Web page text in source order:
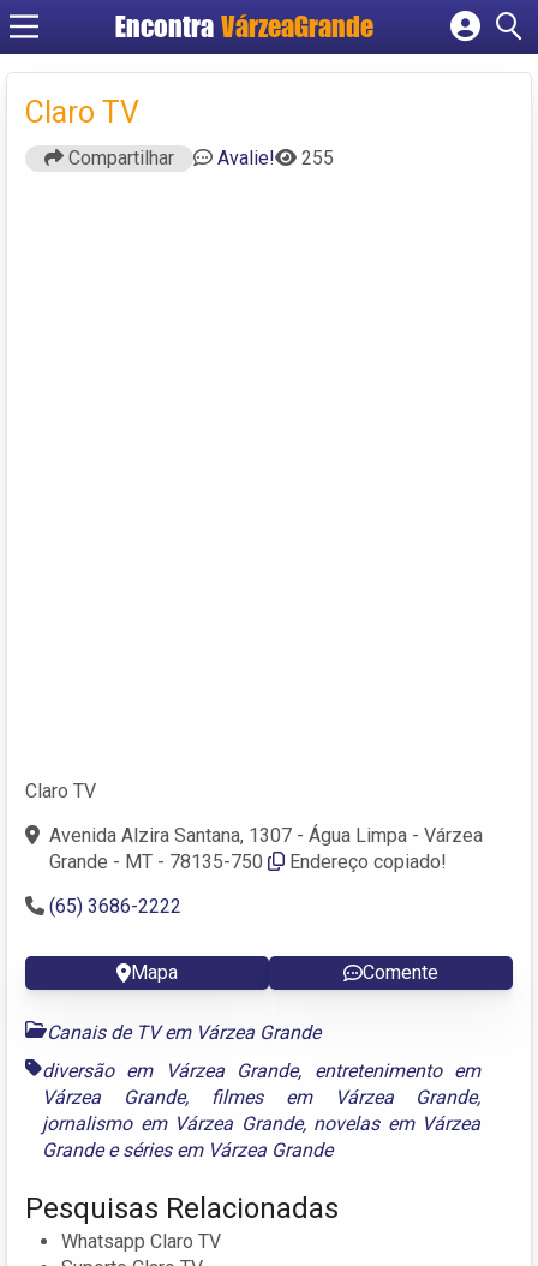
Encontra VárzeaGrande
Cadastrar empresa
Claro TV
Compartilhar Avalie! 255
Claro TV
Avenida Alzira Santana, 1307 - Água Limpa - Várzea
Grande - MT - 78135-750
Endereço copiado!
(65) 3686-2222
Mapa Comente
Canais de TV em Várzea Grande
diversão em Várzea Grande, entretenimento em
Várzea Grande, filmes em Várzea Grande,
jornalismo em Várzea Grande, novelas em Várzea
Grandeeséries em Várzea Grande
Pesquisas Relacionadas
Whatsapp Claro TV